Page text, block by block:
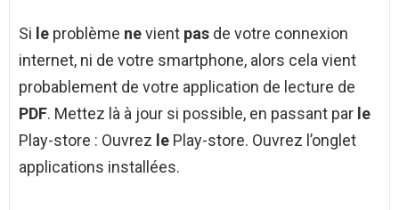
Si le problème nevient pas de votre connexion
internet, ni de votre smartphone, alors cela vient
probablement de votre application de lecture de
PDF. Mettez là à jour si possible, en passant par le
Play-store : Ouvrez le Play-store. Ouvrez l’onglet
applications installées.